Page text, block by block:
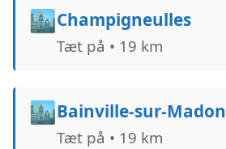
🏙️Champigneulles
Tæt på • 19 km
🏙️Bainville-sur-Madon
Tæt på • 19 km